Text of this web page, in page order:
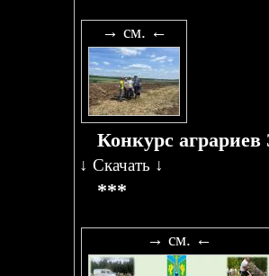
→ см. ←
Конкурс
↓ Скачать ↓
***
→ см. ←